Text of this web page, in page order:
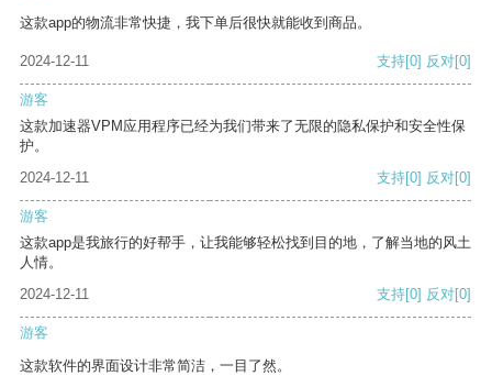
这款app的物流非常快捷，我下单后很快就能收到商品。
2024-12-11 支持[0] 反对[0]
游客
这款加速器VPM应用程序已经为我们带来了无限的隐私保护和安全性保
护。
2024-12-11
支持[0] 反对[0]
游客
这款app是我旅行的好帮手，让我能够轻松找到目的地，了解当地的风土
人情。
2024-12-11
支持[0] 反对[0]
游客
这款软件的界面设计非常简洁，一目了然。